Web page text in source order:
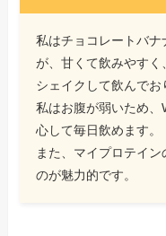
私はチョコレートバ
が、甘くて飲みやす
シェイクして飲んでお
私はお腹が弱いため
心して毎日飲めます。
また、マイプロテイ
のが魅力的です。